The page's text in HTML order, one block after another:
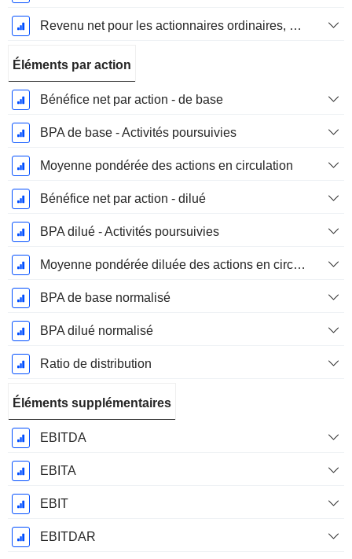
Revenu net pour les actionnaires ordinaires, hors éléments exceptionnelsRésultat net pour les actionnaires ordinaires, éléments exceptionnels exclus.
Éléments par action
Bénéfice net par action - de base
BPA de base - Activités poursuivies
Moyenne pondérée des actions en circulation
Bénéfice net par action - dilué
BPA dilué - Activités poursuivies
Moyenne pondérée diluée des actions en circulation
BPA de base normalisé
BPA dilué normalisé
Ratio de distribution
Éléments supplémentaires
EBITDA
EBITA
EBIT
EBITDAR